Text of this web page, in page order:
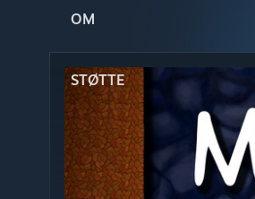
OM
STØTTE